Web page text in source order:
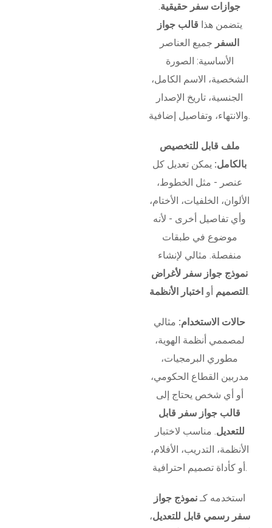
جوازات سفر حقيقية.
يتضمن هذا قالب جواز
السفر جميع العناصر
الأساسية: الصورة
الشخصية، الاسم الكامل،
الجنسية، تاريخ الإصدار
والانتهاء، وتفاصيل إضافية.
ملف قابل للتخصيص
بالكامل: يمكن تعديل كل
عنصر - مثل الخطوط،
الألوان، الخلفيات، الأختام،
وأي تفاصيل أخرى - لأنه
موضوع في طبقات
منفصلة. مثالي لإنشاء
نموذج جواز سفر لأغراض
التصميم أو اختبار الأنظمة .
حالات الاستخدام: مثالي
لمصممي أنظمة الهوية،
مطوري البرمجيات،
مدربين القطاع الحكومي،
أو أي شخص يحتاج إلى
قالب جواز سفر قابل
للتعديل. مناسب لاختبار
الأنظمة، التدريب، الأفلام،
أو كأداة تصميم احترافية.
استخدمه كـنموذج جواز
سفر رسمي قابل للتعديل،